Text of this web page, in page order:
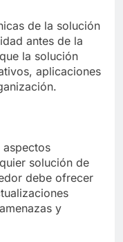
de la solución
antes de la
la solución
aplicaciones
aspectos
solución de
debe ofrecer
y